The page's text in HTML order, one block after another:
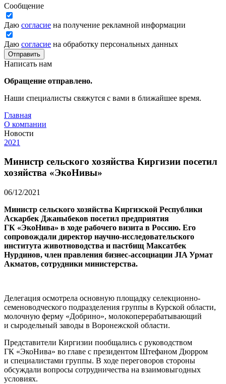
Сообщение
Даю согласие на получение рекламной информации
Даю согласие на обработку персональных данных
Отправить
Написать нам
Обращение отправлено.
Наши специалисты свяжутся с вами в ближайшее время.
Главная
О компании
Новости
2021
Министр сельского хозяйства Киргизии посетил
хозяйства «ЭкоНивы»
06/12/2021
Министр сельского хозяйства Киргизской Республики
Аскарбек Джаныбеков посетил предприятия
ГК «ЭкоНива» в ходе рабочего визита в Россию. Его
сопровождали директор научно-исследовательского
института животноводства и пастбищ Максатбек
Нурдинов, член правления бизнес-ассоциации JIA Урмат
Акматов, сотрудники министерства.
Делегация осмотрела основную площадку селекционно-
семеноводческого подразделения группы в Курской области,
молочную ферму «Добрино», молокоперерабатывающий
и сыродельный заводы в Воронежской области.
Представители Киргизии пообщались с руководством
ГК «ЭкоНива» во главе с президентом Штефаном Дюрром
и специалистами группы. В ходе переговоров стороны
обсуждали вопросы сотрудничества на взаимовыгодных
условиях.